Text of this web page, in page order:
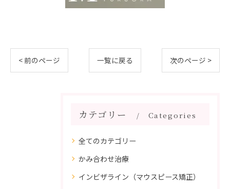
< 前のページ 一覧に戻る 次のページ >
カテゴリー Categories
全てのカテゴリー
かみ合わせ治療
インビザライン（マウスピース矯正）